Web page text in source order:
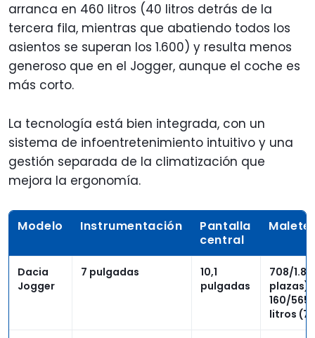
arranca en 460 litros (40 litros detrás de la
tercera fila, mientras que abatiendo todos los
asientos se superan los 1.600) y resulta menos
generoso que en el Jogger, aunque el coche es
más corto.
La tecnología está bien integrada, con un
sistema de infoentretenimiento intuitivo y una
gestión separada de la climatización que
mejora la ergonomía.
Modelo Instrumentación
Pantalla
central
Dacia
Jogger
7 pulgadas
10,1
pulgadas
708/
plazas)
160/
litros (7